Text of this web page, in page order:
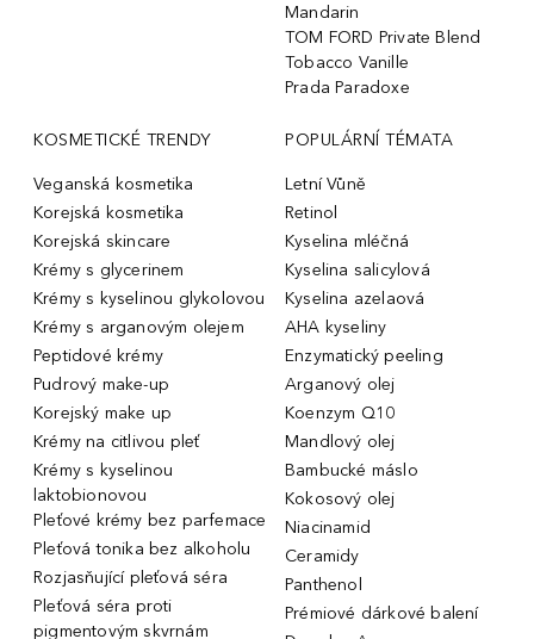
Mandarin
TOM FORD Private Blend
Tobacco Vanille
Prada Paradoxe
KOSMETICKÉ TRENDY
Veganská kosmetika
Korejská kosmetika
Korejská skincare
Krémy s glycerinem
Krémy s kyselinou glykolovou
Krémy s arganovým olejem
Peptidové krémy
Pudrový make-up
Korejský make up
Krémy na citlivou pleť
Krémy s kyselinou
laktobionovou
Pleťové krémy bez parfemace
Pleťová tonika bez alkoholu
Rozjasňující pleťová séra
Pleťová séra proti
pigmentovým skvrnám
POPULÁRNÍ TÉMATA
Letní Vůně
Retinol
Kyselina mléčná
Kyselina salicylová
Kyselina azelaová
AHA kyseliny
Enzymatický peeling
Arganový olej
Koenzym Q10
Mandlový olej
Bambucké máslo
Kokosový olej
Niacinamid
Ceramidy
Panthenol
Prémiové dárkové balení